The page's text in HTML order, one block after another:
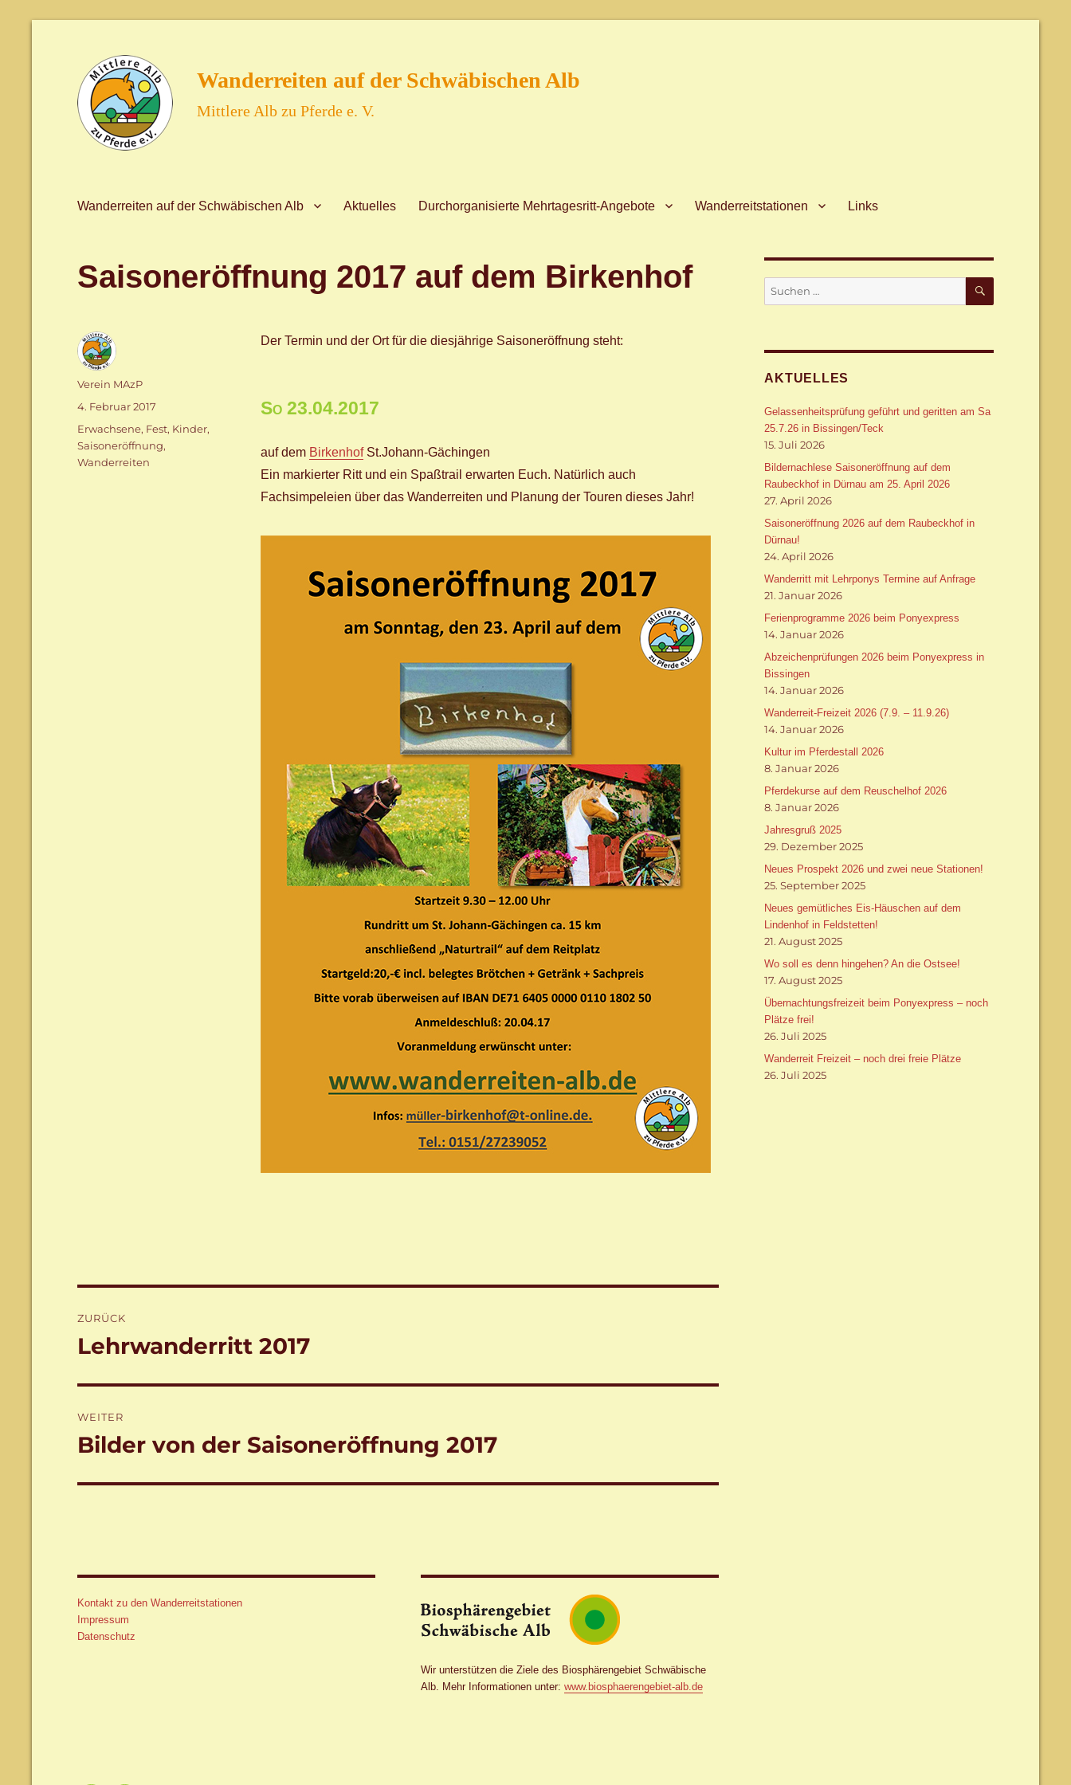
Wanderreiten auf der Schwäbischen Alb
Mittlere Alb zu Pferde e. V.
Wanderreiten auf der Schwäbischen Alb Aktuelles Durchorganisierte Mehrtagesritt-Angebote Wanderreitstationen Links
Saisoneröffnung 2017 auf dem Birkenhof
Der Termin und der Ort für die diesjährige Saisoneröffnung steht:
So 23.04.2017
auf dem BirkenhofSt.Johann-Gächingen
Ein markierter Ritt und ein Spaßtrail erwarten Euch. Natürlich auch
Fachsimpeleien über das Wanderreiten und Planung der Touren dieses Jahr!
Autor
Verein MAzP
Veröffentlicht
4. Februar 2017
Schlagwörter
Erwachsene, Fest, Kinder,
Saisoneröffnung,
Wanderreiten
ZURÜCK
Vorheriger
Lehrwanderritt 2017
WEITER
Nächster
Bilder von der Saisoneröffnung 2017
Kontakt zu den Wanderreitstationen
Impressum
Datenschutz
Wir unterstützen die Ziele des Biosphärengebiet Schwäbische
Alb. Mehr Informationen unter:www.biosphaerengebiet-alb.de
Suche
nach:
SUCHEN
AKTUELLES
Gelassenheitsprüfung geführt und geritten am Sa
25.7.26 in Bissingen/Teck
15. Juli 2026
Bildernachlese Saisoneröffnung auf dem
Raubeckhof in Dürnau am 25. April 2026
27. April 2026
Saisoneröffnung 2026 auf dem Raubeckhof in
Dürnau!
24. April 2026
Wanderritt mit Lehrponys Termine auf Anfrage
21. Januar 2026
Ferienprogramme 2026 beim Ponyexpress
14. Januar 2026
Abzeichenprüfungen 2026 beim Ponyexpress in
Bissingen
14. Januar 2026
Wanderreit-Freizeit 2026 (7.9. – 11.9.26)
14. Januar 2026
Kultur im Pferdestall 2026
8. Januar 2026
Pferdekurse auf dem Reuschelhof 2026
8. Januar 2026
Jahresgruß 2025
29. Dezember 2025
Neues Prospekt 2026 und zwei neue Stationen!
25. September 2025
Neues gemütliches Eis-Häuschen auf dem
Lindenhof in Feldstetten!
21. August 2025
Wo soll es denn hingehen? An die Ostsee!
17. August 2025
Übernachtungsfreizeit beim Ponyexpress – noch
Plätze frei!
26. Juli 2025
Wanderreit Freizeit – noch drei freie Plätze
26. Juli 2025